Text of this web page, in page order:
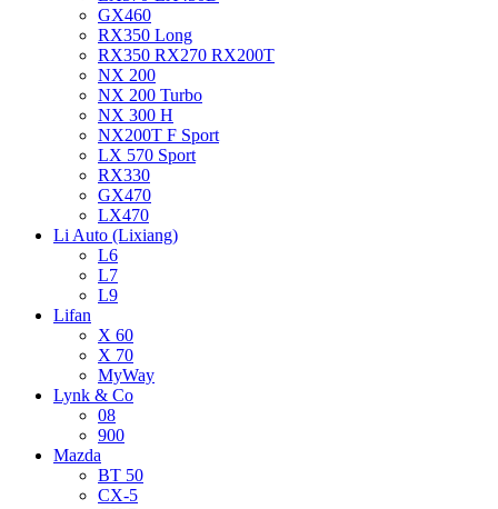
GX460
RX350 Long
RX350 RX270 RX200T
NX 200
NX 200 Turbo
NX 300 H
NX200T F Sport
LX 570 Sport
RX330
GX470
LX470
Li Auto (Lixiang)
L6
L7
L9
Lifan
X 60
X 70
MyWay
Lynk & Co
08
900
Mazda
BT 50
CX-5